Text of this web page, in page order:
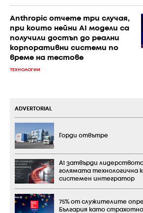
Anthropic отчете три случая,
при които нейни AI модели са
получили достъп до реални
корпоративни системи по
време на тестове
ТЕХНОЛОГИИ
ADVERTORIAL
Горди отвътре
А1 затвърди
голямата технологична
системен интегратор
75% от служителите
България като